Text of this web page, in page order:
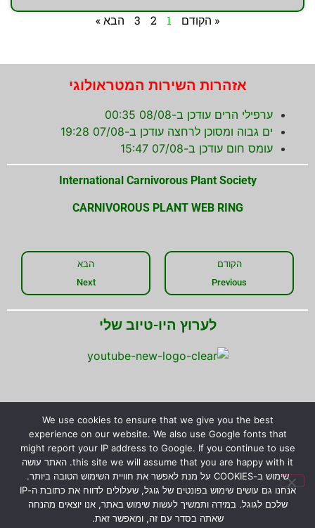
« הקודם 1
2
3 הבא »
אזהרות השירות המטראולוגי
ערפילי הרים עודכן ב-08/08 00:35
ים גבוה ומסוכן לרחצה עודכן ב-07/08 19:28
עומס חום עודכן ב-07/08 15:47
International Carnivorous Plant Society
CARNIVOROUS PLANT WEB RING
הקודם
Previous
הבא
Next
לערוץ היו-טיוב שלי
We use cookies to ensure that we give you the best
experience on our website. We also use Google fonts that
might report your IP address to Google. If you continue to use
this site we will assume that you are happy with it. האתר עושה
שימוש ב-COOKIES על מנת לאפשר את חוויית השימוש הטובה ביותר.
אנחנו גם עושים שימוש בפונטים של גוגל, שעלולים לדווח את כתובת ה-IP
שלכם לגוגל. במידה ותמשיך לעשות שימוש באתר, אנו יוצאים מהנחה
שאתה בסדר עם זה, ומאפשר זאת.